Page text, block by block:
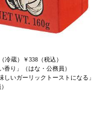
蔵）￥338（税込）
香り」（はな・公務員）
しいガーリックトーストになる」